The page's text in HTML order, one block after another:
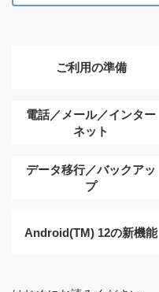
ご利用の準備
電話／メール／インター
ネット
データ移行／バックアッ
プ
Android(TM) 12の新機能